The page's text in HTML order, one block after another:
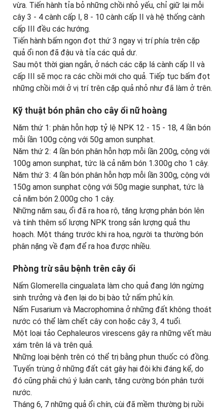
vừa. Tiến hành tỉa bỏ những chồi nhỏ yếu, chỉ giữ lại mỗi
cây 3 - 4 cành cấp I, 8 - 10 cành cấp II và hệ thống cành
cấp III đều các hướng.
Tiến hành bấm ngọn đọt thứ 3 ngay vị trí phía trên cặp
quả ổi non đã đậu và tỉa các quả dư.
Sau một thời gian ngắn, ở nách các cặp lá cành cấp II và
cấp III sẽ mọc ra các chồi mới cho quả. Tiếp tục bấm đọt
những chồi mới ở vị trí trên cặp quả nhỏ như đã làm ở trên.
Kỹ thuật bón phân cho cây ổi nữ hoàng
Năm thứ 1: phân hỗn hợp tỷ lệ NPK 12 - 15 - 18, 4 lần bón
mỗi lần 100g cộng với 50g amon sunphat.
Năm thứ 2: 4 lần bón phân hỗn hợp mỗi lần 200g, cộng với
100g amon sunphat, tức là cả năm bón 1.300g cho 1 cây.
Năm thứ 3: 4 lần bón phân hỗn hợp mỗi lần 300g, cộng với
150g amon sunphat cộng với 50g magie sunphat, tức là
cả năm bón 2.000g cho 1 cây.
Những năm sau, ổi đã ra hoa rộ, tăng lượng phân bón lên
và tính thêm số lượng NPK trong sản lượng quả thu
hoạch. Một tháng trước khi ra hoa, người ta thường bón
phân nặng về đạm để ra hoa được nhiều.
Phòng trừ sâu bệnh trên cây ổi
Nấm Glomerella cingualata làm cho quả đang lớn ngừng
sinh trưởng và đen lại do bị bào tử nấm phủ kín.
Nấm Fusarium và Macrophomina ở những đất không thoát
nước có thể làm chết cây con hoặc cây 3, 4 tuổi.
Một loại tảo Cephaleuros virescens gây ra những vết màu
xám trên lá và trên quả.
Những loại bệnh trên có thể trị bằng phun thuốc có đồng.
Tuyến trùng ở những đất cát gây hại đôi khi đáng kể, do
đó cũng phải chú ý luân canh, tăng cường bón phân tưới
nước.
Tháng 6, 7 những quả ổi chín, cùi đã mềm thường bị ruồi